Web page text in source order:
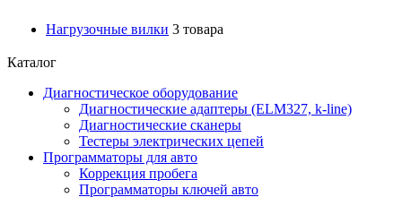
Нагрузочные вилки 3 товара
Каталог
Диагностическое оборудование
Диагностические адаптеры (ELM327, k-line)
Диагностические сканеры
Тестеры электрических цепей
Программаторы для авто
Коррекция пробега
Программаторы ключей авто